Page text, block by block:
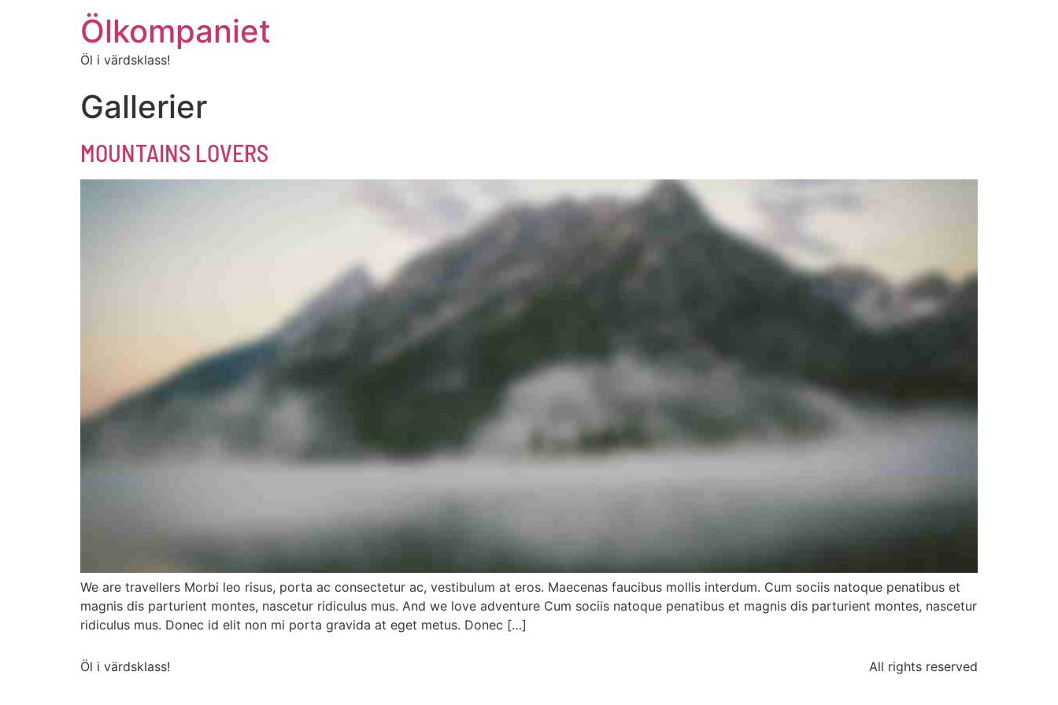
Ölkompaniet
Öl i värdsklass!
Gallerier
MOUNTAINS LOVERS
We are travellers Morbi leo risus, porta ac consectetur ac, vestibulum at eros. Maecenas faucibus mollis interdum. Cum sociis natoque penatibus et
magnis dis parturient montes, nascetur ridiculus mus. And we love adventure Cum sociis natoque penatibus et magnis dis parturient montes, nascetur
ridiculus mus. Donec id elit non mi porta gravida at eget metus. Donec […]
Öl i värdsklass! All rights reserved